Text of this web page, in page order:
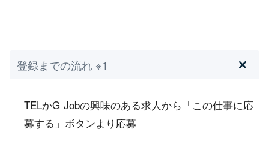
登録までの流れ ※1
TELかG⁻Jobの興味のある求人から「この仕事に応
募する」ボタンより応募